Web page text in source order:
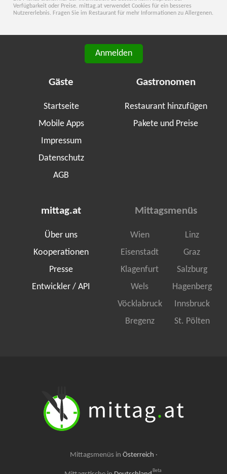
Verfügbarkeit oder Preise. mittag.at verwendet Cookies für ein besseres
Nutzererlebnis. Fragen Sie im Restaurant für mehr Informationen zu Allergenen.
Anmelden
Gäste
Startseite
Mobile Apps
Impressum
Datenschutz
AGB
Gastronomen
Restaurant hinzufügen
Pakete und Preise
mittag.at
Über uns
Kooperationen
Presse
Entwickler / API
Mittagsmenüs
Wien
Linz
Eisenstadt
Graz
Klagenfurt
Salzburg
Wels
Hagenberg
Vöcklabruck
Innsbruck
Bregenz
St. Pölten
Mittagsmenüs in Österreich ·
Beta